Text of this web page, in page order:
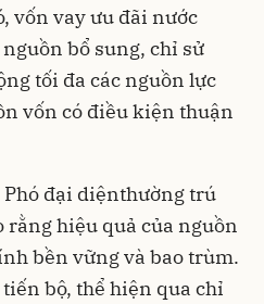
vốn vay ưu đãi nước
bổ sung, chỉ sử
tối đa các nguồn lực
vốn có điều kiện thuận
đại diệnthường trú
rằng hiệu quả của nguồn
bền vững và bao trùm.
bộ, thể hiện qua chỉ